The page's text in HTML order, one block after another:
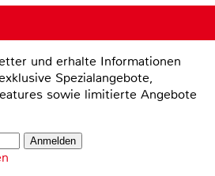
und erhalte Informationen
Spezialangebote,
sowie limitierte Angebote